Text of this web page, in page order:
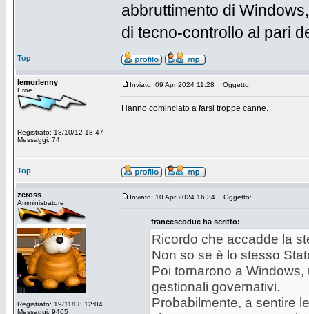
abbruttimento di
di tecno-controllo al pari
Top
lemorlenny
Eroe
Registrato: 18/10/12 18:47
Messaggi: 74
Inviato: 09 Apr 2024 11:28 Oggetto:
Hanno cominciato a farsi troppe canne.
Top
zeross
Amministratore
Registrato: 19/11/08 12:04
Messaggi: 9465
Inviato: 10 Apr 2024 16:34 Oggetto:
francescodue ha scritto:
Ricordo che accadde la
Non so se è lo stesso
Poi tornarono a
gestionali governativi.
Probabilmente, a sentire